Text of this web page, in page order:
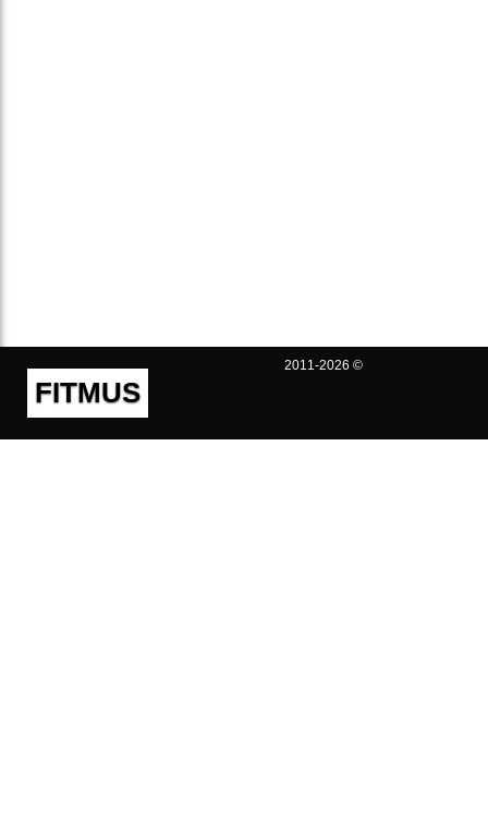
FITMUS
2011-2026 ©